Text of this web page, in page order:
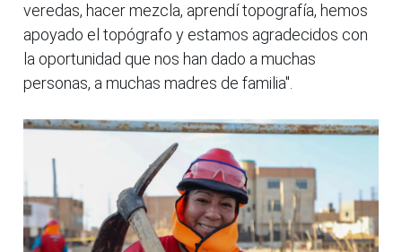
veredas, hacer mezcla, aprendí topografía, hemos
apoyado el topógrafo y estamos agradecidos con
la oportunidad que nos han dado a muchas
personas, a muchas madres de familia".